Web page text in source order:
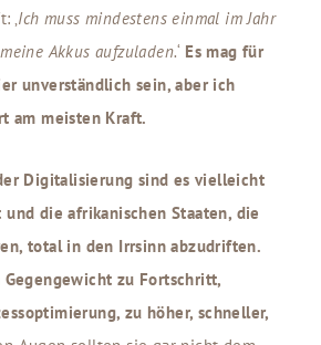
‚Ich muss mindestens einmal im Jahr
Akkus aufzuladen.‘ Es mag für
unverständlich sein, aber ich
am meisten Kraft.
Digitalisierung sind es vielleicht
die afrikanischen Staaten, die
total in den Irrsinn abzudriften.
zu Fortschritt,
zu höher, schneller,